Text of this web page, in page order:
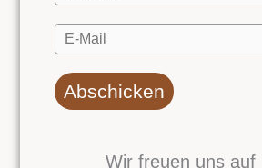
Abschicken
Wir freuen uns auf